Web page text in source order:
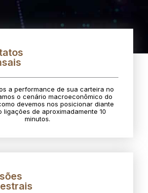
a performance de sua carteira no
o cenário macroeconômico do
devemos nos posicionar diante
ligações de aproximadamente 10
minutos.